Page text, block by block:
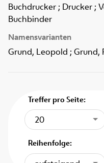
Buchdrucker ; Drucker ;
Buchbinder
Namensvarianten
Grund, Leopold ; Grund,
Treffer pro Seite:
20
Reihenfolge: